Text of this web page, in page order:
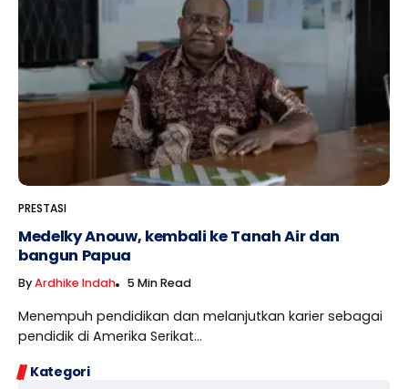
Kategori
PRESTASI
Medelky Anouw, kembali ke Tanah Air dan
bangun Papua
ByArdhike Indah 5 Min Read
Menempuh pendidikan dan melanjutkan karier sebagai
pendidik di Amerika Serikat...